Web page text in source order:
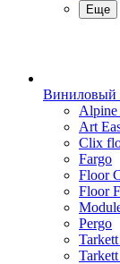
Еще
Виниловый
Art
Clix
Fargo
Floor
Floor
Pergo